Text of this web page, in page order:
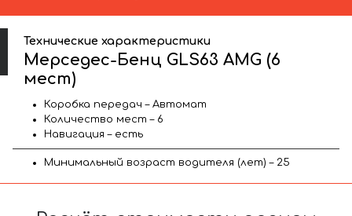
Технические характеристики
Мерседес-Бенц GLS63 AMG (6
мест)
Коробка передач – Автомат
Количество мест – 6
Навигация – есть
Минимальный возраст водителя (лет) – 25